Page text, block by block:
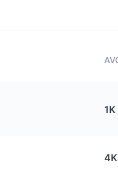
1K
4K